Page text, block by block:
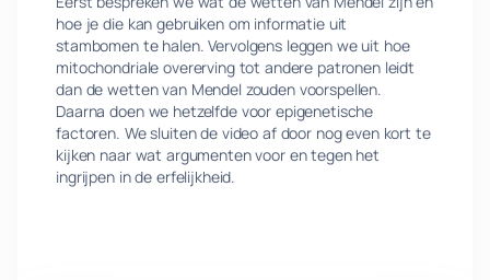
hoe je die kan gebruiken om informatie uit
stambomen te halen. Vervolgens leggen we uit hoe
mitochondriale overerving tot andere patronen leidt
dan de wetten van Mendel zouden voorspellen.
Daarna doen we hetzelfde voor epigenetische
factoren. We sluiten de video af door nog even kort te
kijken naar wat argumenten voor en tegen het
ingrijpen in de erfelijkheid.